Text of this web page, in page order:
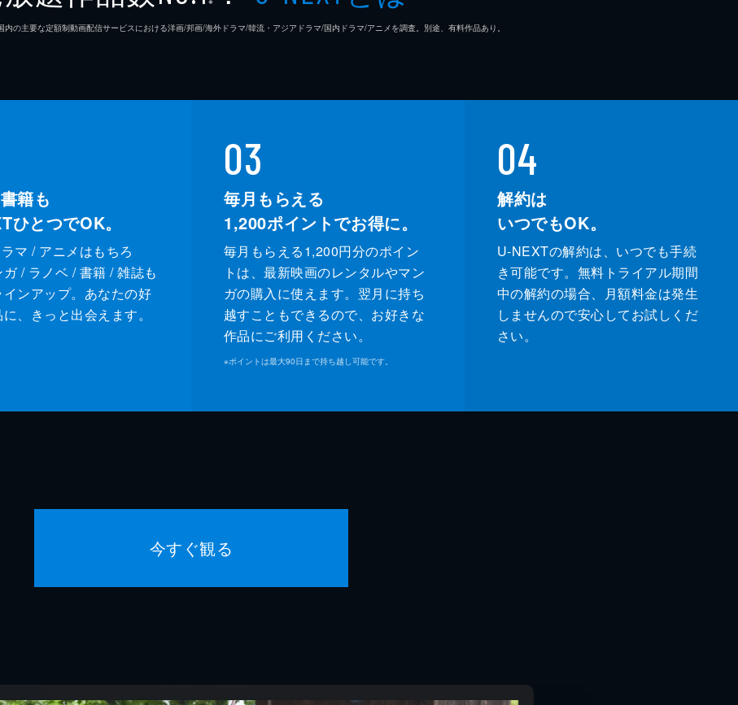
の主要な定額制動画配信サービスにおける洋画/邦画/海外ドラマ/韓流・アジアドラマ/国内ドラマ/アニメを調査。別途、有料作品あり。
籍も
ひとつでOK。
マ / アニメはもちろ
/ ラノベ / 書籍 / 雑誌も
インアップ。あなたの好
、きっと出会えます。
03
毎月もらえる
1,200ポイントでお得に。
毎月もらえる1,200円分のポイン
トは、最新映画のレンタルやマン
ガの購入に使えます。翌月に持ち
越すこともできるので、お好きな
作品にご利用ください。
※ポイントは最大90日まで持ち越し可能です。
04
解約は
いつでもOK。
U-NEXTの解約は、いつでも手続
き可能です。無料トライアル期間
中の解約の場合、月額料金は発生
しませんので安心してお試しくだ
さい。
今すぐ観る